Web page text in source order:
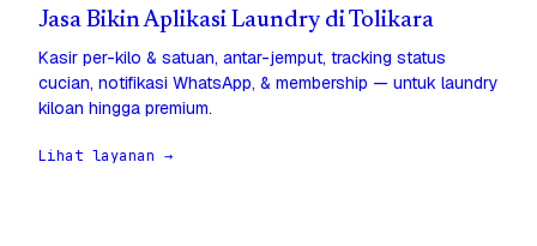
Jasa Bikin Aplikasi Laundry di Tolikara
Kasir per-kilo & satuan, antar-jemput, tracking status
cucian, notifikasi WhatsApp, & membership — untuk laundry
kiloan hingga premium.
Lihat layanan →